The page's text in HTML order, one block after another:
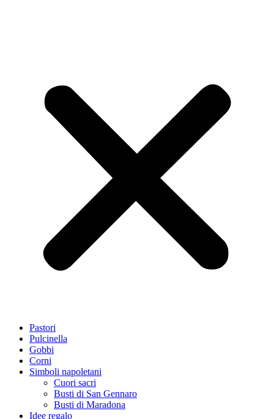
Pastori
Pulcinella
Gobbi
Corni
Simboli napoletani
Cuori sacri
Busti di San Gennaro
Busti di Maradona
Idee regalo